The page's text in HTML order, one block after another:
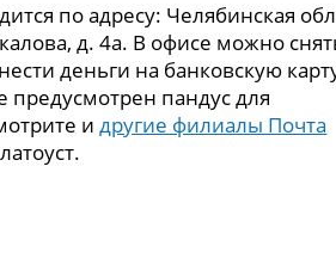
по адресу: Челябинская
д. 4а. В офисе можно
деньги на банковскую
предусмотрен пандус для
идругие филиалы Почта